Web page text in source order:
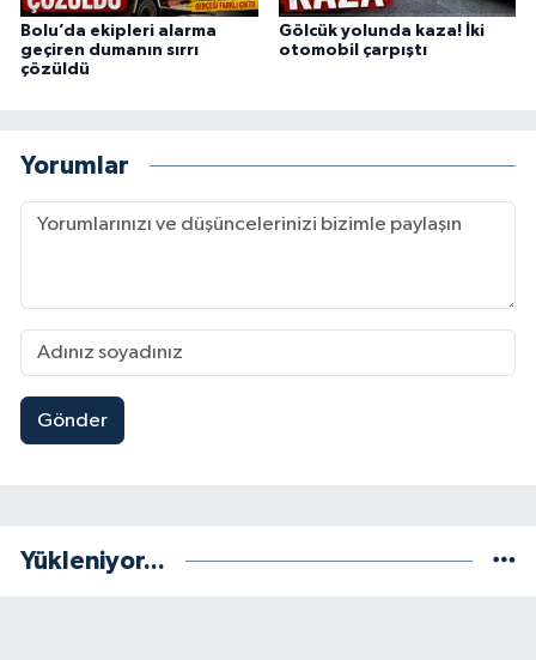
Bolu’da ekipleri alarma
geçiren dumanın sırrı
çözüldü
Gölcük yolunda kaza! İki
otomobil çarpıştı
Yorumlar
Gönder
Yükleniyor...